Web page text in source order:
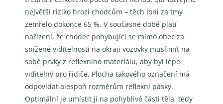
největší riziko hrozí chodcům – těch loni za tmy
zemřelo dokonce 65 %. V současné době platí
nařízení, že chodec pohybující se mimo obec za
snížené viditelnosti na okraji vozovky musí mít na
sobě prvky z reflexního materiálu, aby byl lépe
viditelný pro řidiče. Plocha takového označení má
odpovídat alespoň rozměrům reflexní pásky.
Optimální je umístit ji na pohyblivé části těla, tedy